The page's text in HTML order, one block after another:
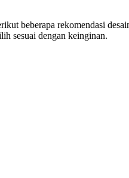
beberapa rekomendasi
sesuai dengan keinginan.